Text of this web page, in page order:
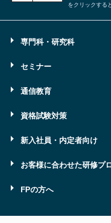
をクリックする
専門科・研究科
セミナー
通信教育
資格試験対策
新入社員・内定者向け
お客様に合わせた研修プ
FPの方へ